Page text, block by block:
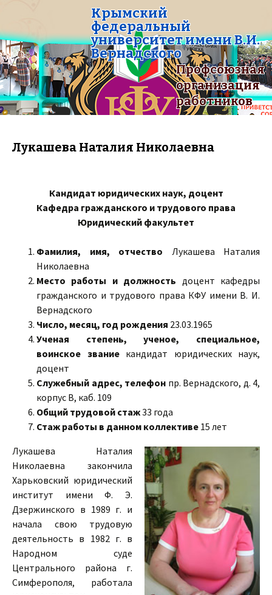
Крымский
федеральный
университет имени В.И.
Вернадского
Профсоюзная
организация
работников
Лукашева Наталия Николаевна
Кандидат юридических наук, доцент
Кафедра гражданского и трудового права
Юридический факультет
Фамилия, имя, отчество Лукашева Наталия
Николаевна
Место работы и должность доцент кафедры
гражданского и трудового права КФУ имени В. И.
Вернадского
Число, месяц, год рождения 23.03.1965
Ученая степень, ученое, специальное,
воинское званиекандидат юридических наук,
доцент
Служебный адрес, телефон пр. Вернадского, д. 4,
корпус В, каб. 109
Общий трудовой стаж33 года
Стаж работы в данном коллективе 15 лет
Лукашева Наталия
Николаевна закончила
Харьковский юридический
институт имени Ф. Э.
Дзержинского в 1989 г. и
начала свою трудовую
деятельность в 1982 г. в
Народном суде
Центрального района г.
Симферополя, работала